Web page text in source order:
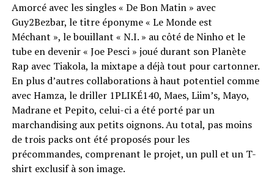
Amorcé avec les singles « De Bon Matin » avec
Guy2Bezbar, le titre éponyme « Le Monde est
Méchant », le bouillant « N.I. » au côté de Ninho et le
tube en devenir « Joe Pesci » joué durant son Planète
Rap avec Tiakola, la mixtape a déjà tout pour cartonner.
En plus d’autres collaborations à haut potentiel comme
avec Hamza, le driller 1PLIKÉ140, Maes, Liim’s, Mayo,
Madrane et Pepito, celui-ci a été porté par un
marchandising aux petits oignons. Au total, pas moins
de trois packs ont été proposés pour les
précommandes, comprenant le projet, un pull et un T-
shirt exclusif à son image.